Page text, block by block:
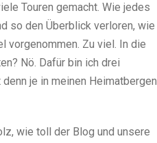
Touren gemacht. Wie jedes
so den Überblick verloren, wie
vorgenommen. Zu viel. In die
Nö. Dafür bin ich drei
je in meinen Heimatbergen
wie toll der Blog und unsere